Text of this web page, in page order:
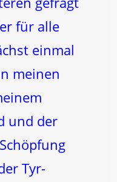
für alle
einmal
meinen
und der
Tyr-